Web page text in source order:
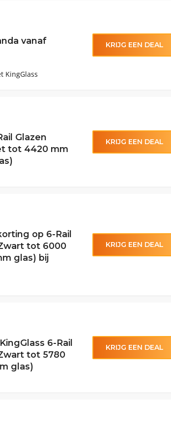
vanaf
KingGlass
KRIJG EEN DEAL
Glazen
tot 4420 mm
KRIJG EEN DEAL
op 6-Rail
tot 6000
glas) bij
KRIJG EEN DEAL
6-Rail
tot 5780
glas)
KRIJG EEN DEAL